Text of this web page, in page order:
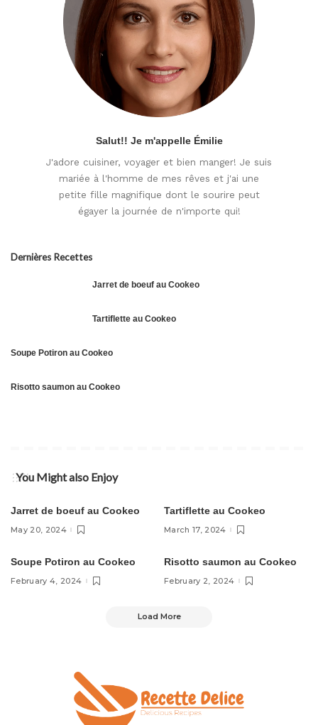
Salut!! Je m'appelle Émilie
J'adore cuisiner, voyager et bien manger! Je suis
mariée à l'homme de mes rêves et j'ai une
petite fille magnifique dont le sourire peut
égayer la journée de n'importe qui!
Dernières Recettes
Jarret de boeuf au Cookeo
Tartiflette au Cookeo
Soupe Potiron au Cookeo
Risotto saumon au Cookeo
You Might also Enjoy
Cookeo Recettes
Jarret de boeuf au Cookeo
May 20, 2024
Tartiflette au Cookeo
March 17, 2024
Soupe Potiron au Cookeo
February 4, 2024
Risotto saumon au Cookeo
February 2, 2024
Load More